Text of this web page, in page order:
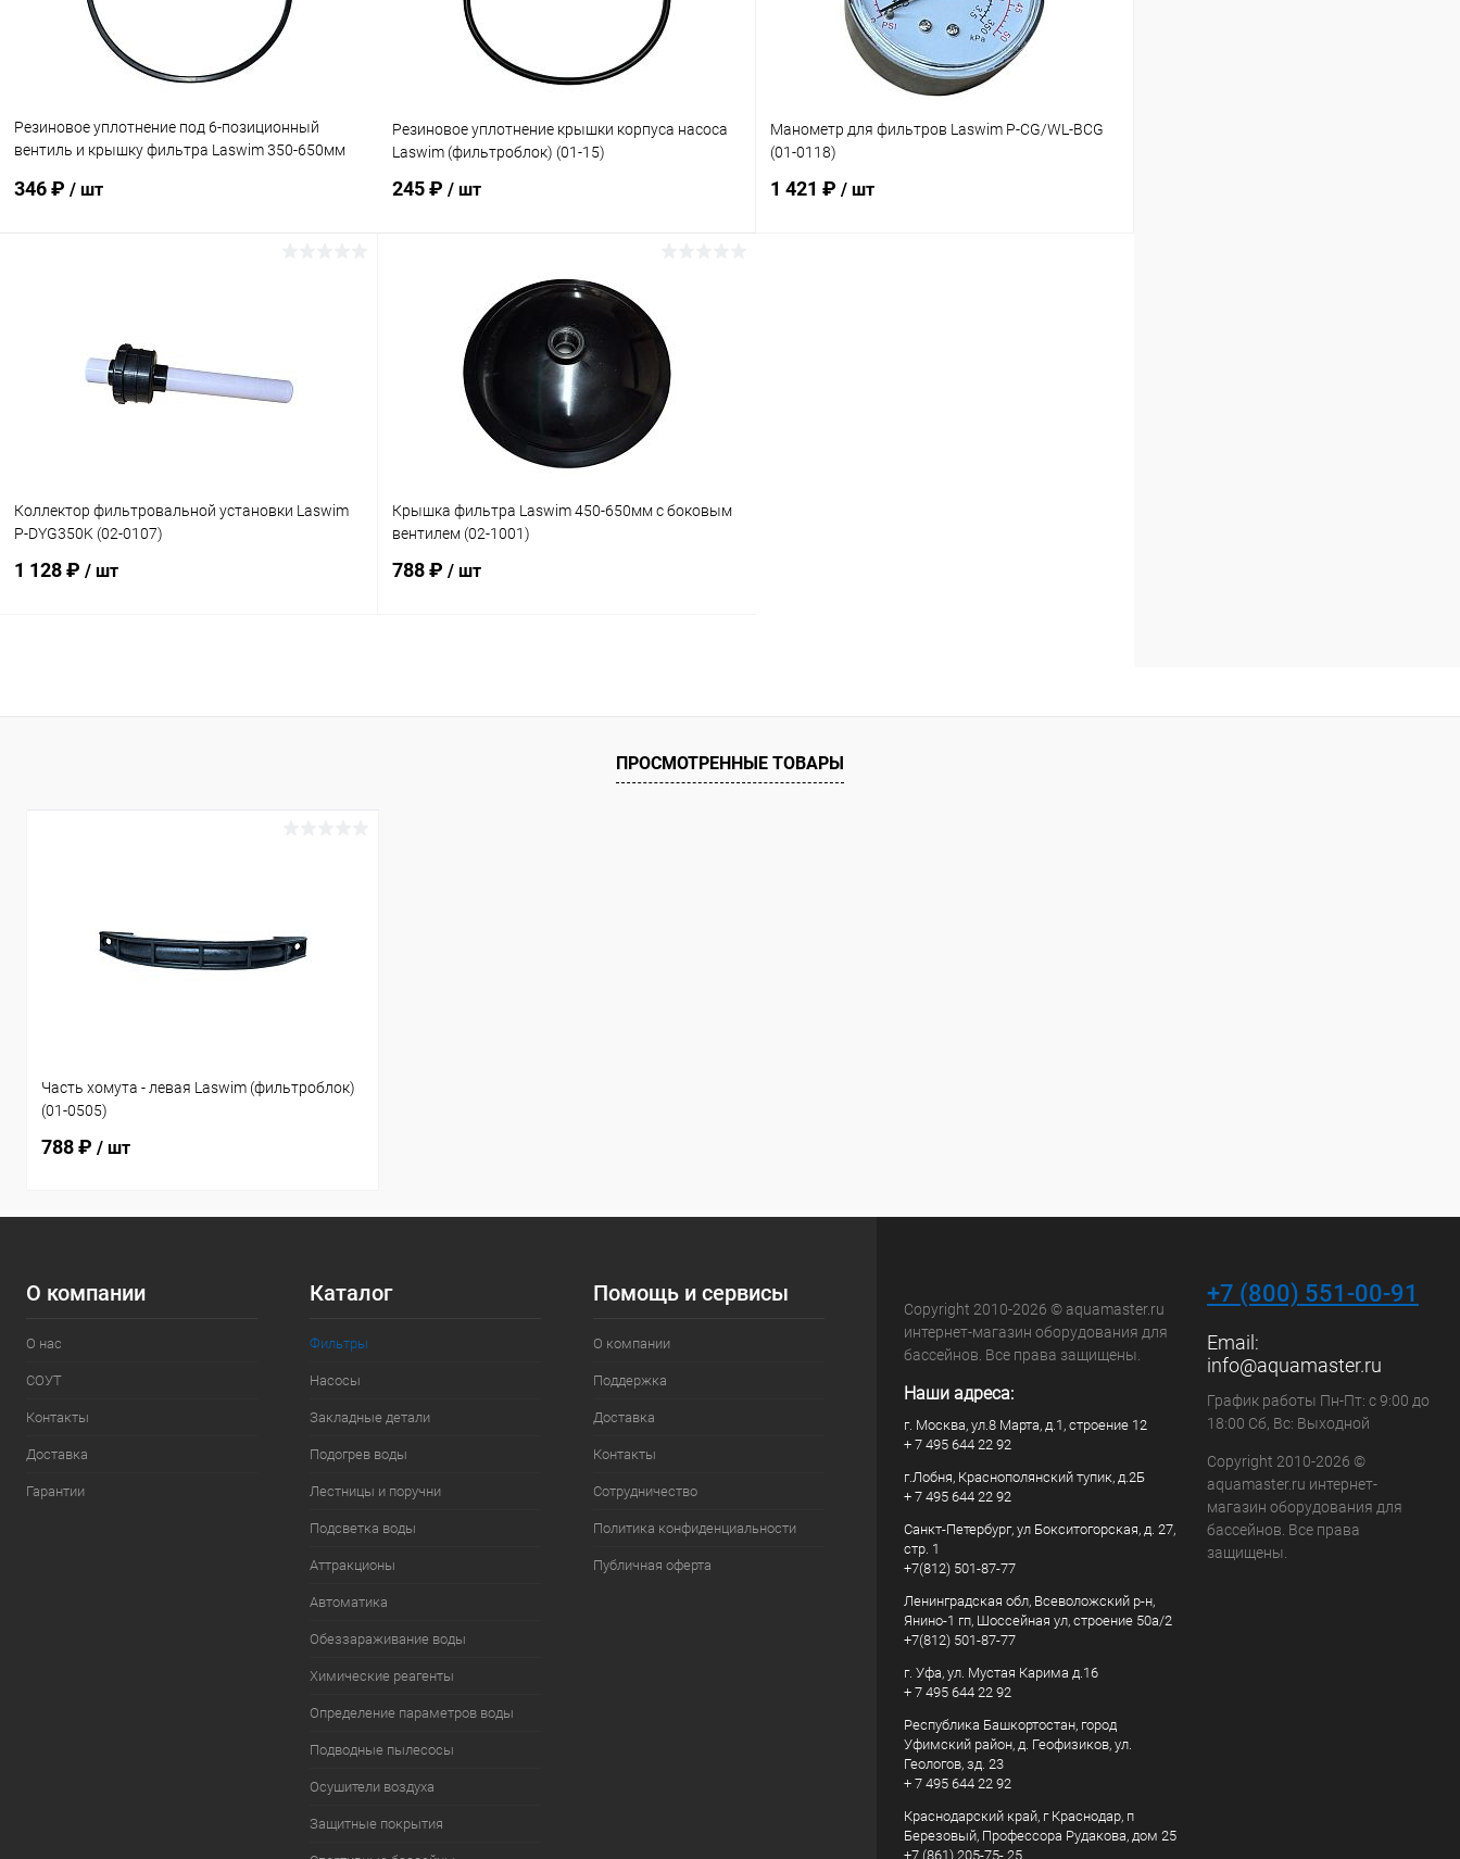
Резиновое уплотнение под 6-позиционный
вентиль и крышку фильтра Laswim 350-650мм
346 ₽ / шт
К сравнению В наличии
Резиновое уплотнение крышки корпуса насоса
Laswim (фильтроблок) (01-15)
245 ₽ / шт
В корзину
В избранное
К сравнению В наличии
Манометр для фильтров Laswim P-CG/WL-BCG
(01-0118)
1 421 ₽ / шт
Коллектор фильтровальной установки Laswim
P-DYG350K (02-0107)
1 128 ₽ / шт
В избранное
Крышка фильтра Laswim 450-650мм с боковым
вентилем (02-1001)
788 ₽ / шт
В избранное
В наличии
ПРОСМОТРЕННЫЕ ТОВАРЫ
Часть хомута - левая Laswim (фильтроблок)
(01-0505)
788 ₽ / шт
О компании
О нас
СОУТ
Контакты
Доставка
Гарантии
Каталог
Фильтры
Насосы
Закладные детали
Подогрев воды
Лестницы и поручни
Подсветка воды
Аттракционы
Автоматика
Обеззараживание воды
Химические реагенты
Определение параметров воды
Подводные пылесосы
Осушители воздуха
Защитные покрытия
Помощь и сервисы
О компании
Поддержка
Доставка
Контакты
Сотрудничество
Политика конфиденциальности
Публичная оферта
Copyright 2010-2026 © aquamaster.ru
интернет-магазин оборудования для
бассейнов. Все права защищены.
Наши адреса:
г. Москва, ул.8 Марта, д.1, строение 12
+ 7 495 644 22 92
г.Лобня, Краснополянский тупик, д.2Б
+ 7 495 644 22 92
Санкт-Петербург, ул Бокситогорская, д. 27,
стр. 1
+7(812) 501-87-77
Ленинградская обл, Всеволожский р-н,
Янино-1 гп, Шоссейная ул, строение 50а/2
+7(812) 501-87-77
г. Уфа, ул. Мустая Карима д.16
+ 7 495 644 22 92
Республика Башкортостан, город
Уфимский район, д. Геофизиков, ул.
Геологов, зд. 23
+ 7 495 644 22 92
Краснодарский край, г Краснодар, п
Березовый, Профессора Рудакова, дом 25
+7 (861) 205-75- 25
+7 (800) 551-00-91
Email:
info@aquamaster.ru
График работы Пн-Пт: с 9:00 до
18:00 Сб, Вс: Выходной
Copyright 2010-2026 ©
aquamaster.ru интернет-
магазин оборудования для
бассейнов. Все права
защищены.